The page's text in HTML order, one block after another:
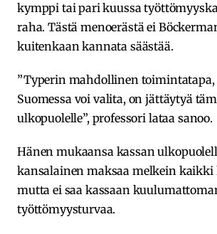
kymppi tai pari kuussa
raha. Tästä menoerästä ei
kuitenkaan kannata säästää.
”Typerin mahdollinen
Suomessa voi valita, on jättäytyä
ulkopuolelle”, professori lataa sanoo.
Hänen mukaansa kassan
kansalainen maksaa melkein kaikki
mutta ei saa kassaan
työttömyysturvaa.